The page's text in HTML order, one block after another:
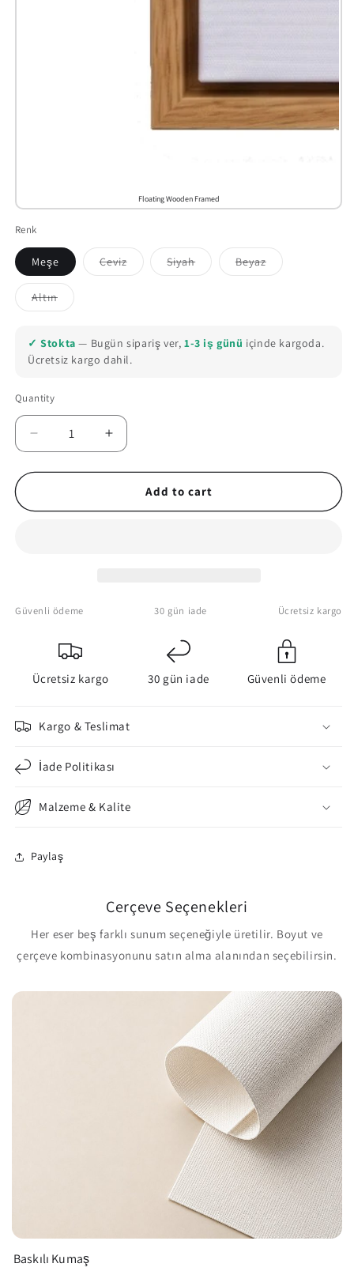
Floating Wooden Framed
Renk
Meşe Ceviz
Variant
Siyah
Variant
Beyaz
Variant
Altın
Variant
or
unavailable
✓ Stokta — Bugün sipariş ver,1-3 iş günü içinde kargoda.
Ücretsiz kargo dahil.
Quantity
Quantity
Decrease
quantity
for
Potter
Increase
quantity
for
Add to cart
Güvenli ödeme 30 gün iade Ücretsiz kargo
Ücretsiz kargo 30 gün iade Güvenli ödeme
Kargo & Teslimat
İade Politikası
Malzeme & Kalite
Paylaş
Çerçeve Seçenekleri
Her eser beş farklı sunum seçeneğiyle üretilir. Boyut ve
çerçeve kombinasyonunu satın alma alanından seçebilirsin.
Baskılı Kumaş